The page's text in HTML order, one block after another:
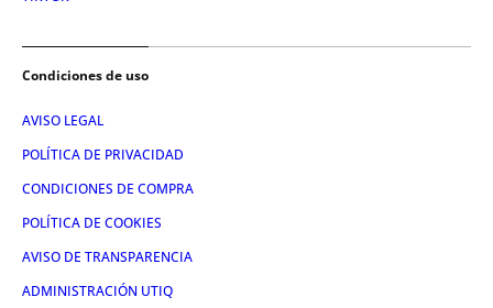
Condiciones de uso
AVISO LEGAL
POLÍTICA DE PRIVACIDAD
CONDICIONES DE COMPRA
POLÍTICA DE COOKIES
AVISO DE TRANSPARENCIA
ADMINISTRACIÓN UTIQ